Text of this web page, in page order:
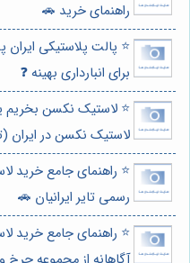
راهنمای خرید 🚗
⭐️ پالت پلاستیکی
برای انبارداری بهینه ❓
⭐️ لاستیک نکسن بخریم
لاستیک نکسن در ایران
رسمی تایر ایرانیان 🚗
⭐️ راهنمای جامع خرید